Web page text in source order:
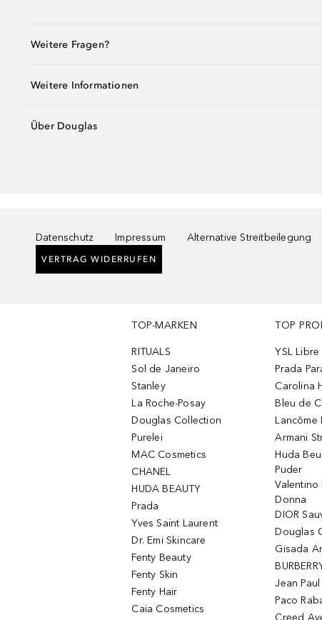
Weitere Fragen?
Weitere Informationen
Über Douglas
Datenschutz Impressum Alternative Streitbeilegung
VERTRAG WIDERRUFEN
TOP-MARKEN
RITUALS
Sol de Janeiro
Stanley
La Roche-Posay
Douglas Collection
Purelei
MAC Cosmetics
CHANEL
HUDA BEAUTY
Prada
Yves Saint Laurent
Dr. Emi Skincare
Fenty Beauty
Fenty Skin
Fenty Hair
Caia Cosmetics
TOP
YSL Libre
Prada
Carolina
Bleu de
Lancôme
Armani
Huda
Puder
Valentino
Donna
DIOR
Douglas
Gisada
Jean
Paco
Creed